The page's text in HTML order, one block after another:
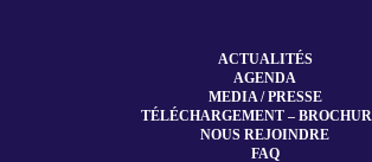
ACTUALITÉS
AGENDA
MEDIA / PRESSE
TÉLÉCHARGEMENT –
NOUS REJOINDRE
FAQ